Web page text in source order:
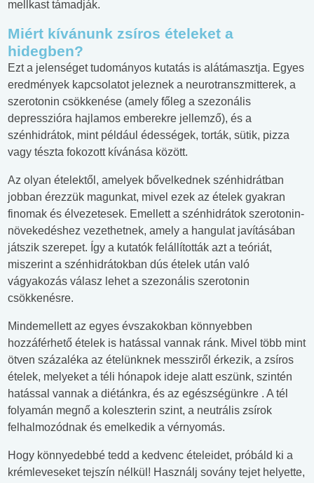
mellkast támadják.
Miért kívánunk zsíros ételeket a
hidegben?
Ezt a jelenséget tudományos kutatás is alátámasztja. Egyes
eredmények kapcsolatot jeleznek a neurotranszmitterek, a
szerotonin csökkenése (amely főleg a szezonális
depresszióra hajlamos emberekre jellemző), és a
szénhidrátok, mint például édességek, torták, sütik, pizza
vagy tészta fokozott kívánása között.
Az olyan ételektől, amelyek bővelkednek szénhidrátban
jobban érezzük magunkat, mivel ezek az ételek gyakran
finomak és élvezetesek. Emellett a szénhidrátok szerotonin-
növekedéshez vezethetnek, amely a hangulat javításában
játszik szerepet. Így a kutatók felállították azt a teóriát,
miszerint a szénhidrátokban dús ételek után való
vágyakozás válasz lehet a szezonális szerotonin
csökkenésre.
Mindemellett az egyes évszakokban könnyebben
hozzáférhető ételek is hatással vannak ránk. Mivel több mint
ötven százaléka az ételünknek messziről érkezik, a zsíros
ételek, melyeket a téli hónapok ideje alatt eszünk, szintén
hatással vannak a diétánkra, és az egészségünkre . A tél
folyamán megnő a koleszterin szint, a neutrális zsírok
felhalmozódnak és emelkedik a vérnyomás.
Hogy könnyedebbé tedd a kedvenc ételeidet, próbáld ki a
krémleveseket tejszín nélkül! Használj sovány tejet helyette,